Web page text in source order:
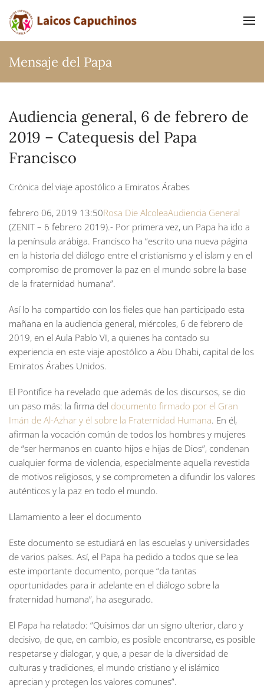
Ir al contenido principal
Mensaje del Papa
Audiencia general, 6 de febrero de
2019 – Catequesis del Papa
Francisco
Crónica del viaje apostólico a Emiratos Árabes
febrero 06, 2019 13:50Rosa Die AlcoleaAudiencia General
(ZENIT – 6 febrero 2019).- Por primera vez, un Papa ha ido a
la península arábiga. Francisco ha “escrito una nueva página
en la historia del diálogo entre el cristianismo y el islam y en el
compromiso de promover la paz en el mundo sobre la base
de la fraternidad humana”.
Así lo ha compartido con los fieles que han participado esta
mañana en la audiencia general, miércoles, 6 de febrero de
2019, en el Aula Pablo VI, a quienes ha contado su
experiencia en este viaje apostólico a Abu Dhabi, capital de los
Emiratos Árabes Unidos.
El Pontífice ha revelado que además de los discursos, se dio
un paso más: la firma del documento firmado por el Gran
Imán de Al-Azhar y él sobre la Fraternidad Humana. En él,
afirman la vocación común de todos los hombres y mujeres
de “ser hermanos en cuanto hijos e hijas de Dios”, condenan
cualquier forma de violencia, especialmente aquella revestida
de motivos religiosos, y se comprometen a difundir los valores
auténticos y la paz en todo el mundo.
Llamamiento a leer el documento
Este documento se estudiará en las escuelas y universidades
de varios países. Así, el Papa ha pedido a todos que se lea
este importante documento, porque “da tantas
oportunidades para ir adelante en el diálogo sobre la
fraternidad humana”, ha asegurado.
El Papa ha relatado: “Quisimos dar un signo ulterior, claro y
decisivo, de que, en cambio, es posible encontrarse, es posible
respetarse y dialogar, y que, a pesar de la diversidad de
culturas y tradiciones, el mundo cristiano y el islámico
aprecian y protegen los valores comunes”.